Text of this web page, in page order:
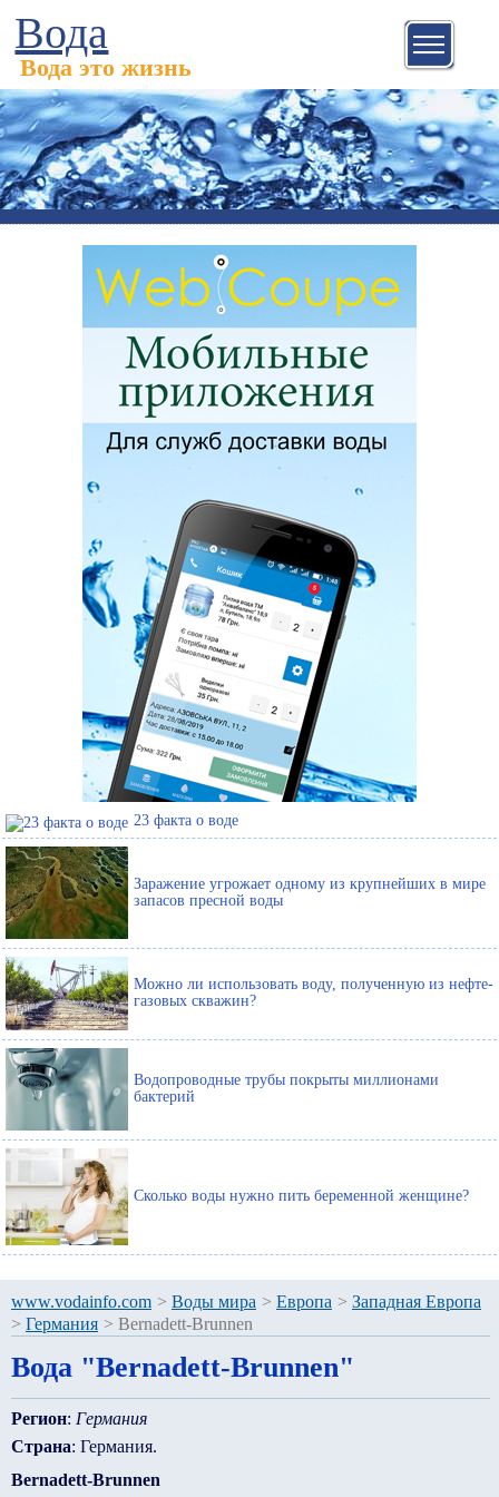
Вода
Вода это жизнь
23 факта о воде
Заражение угрожает одному из крупнейших в мире
запасов пресной воды
Можно ли использовать воду, полученную из нефте-
газовых скважин?
Водопроводные трубы покрыты миллионами
бактерий
Сколько воды нужно пить беременной женщине?
www.vodainfo.com > Воды мира > Европа > Западная Европа
> Германия > Bernadett-Brunnen
Вода "Bernadett-Brunnen"
Регион: Германия
Страна: Германия.
Bernadett-Brunnen